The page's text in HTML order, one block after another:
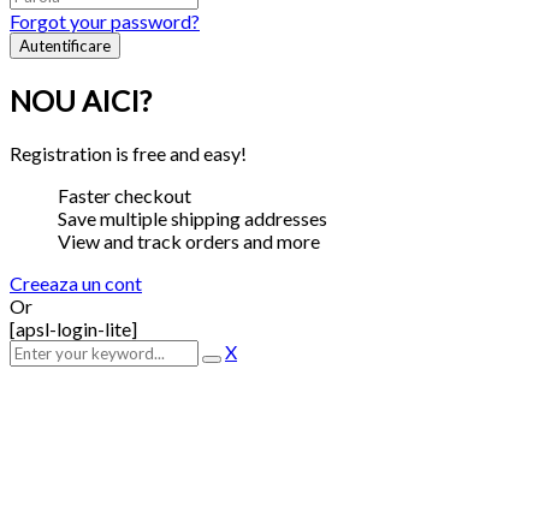
Forgot your password?
NOU AICI?
Registration is free and easy!
Faster checkout
Save multiple shipping addresses
View and track orders and more
Creeaza un cont
Or
[apsl-login-lite]
X